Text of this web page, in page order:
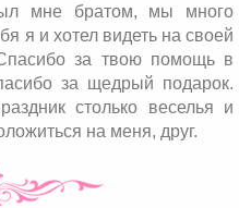
мне братом, мы много
я и хотел видеть на своей
за твою помощь в
за щедрый подарок.
столько веселья и
на меня, друг.